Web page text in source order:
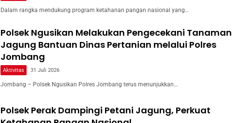
Dalam rangka mendukung program ketahanan pangan nasional yang…
Polsek Ngusikan Melakukan Pengecekani Tanaman
Jagung Bantuan Dinas Pertanian melalui Polres
Jombang
Aktivitas 31 Juli 2026
Jombang – Polsek Ngusikan Polres Jombang terus menunjukkan…
Polsek Perak Dampingi Petani Jagung, Perkuat